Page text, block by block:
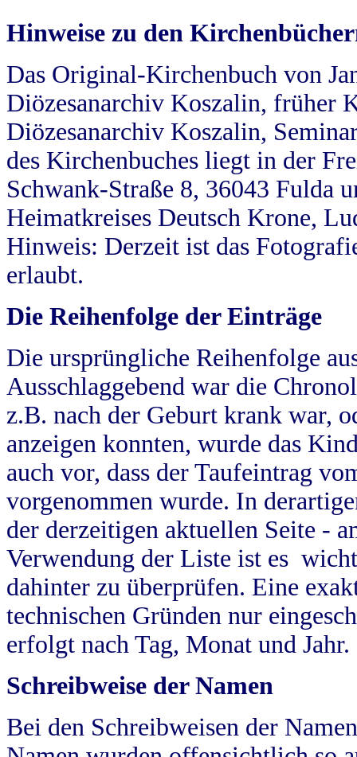
Hinweise zu den
Das Original-Kirchenbuch von
Diözesanarchiv Koszalin, früher
Diözesanarchiv Koszalin,
des Kirchenbuches liegt in der
Schwank-Straße 8, 36043 Fulda
Heimatkreises Deutsch Krone,
Hinweis: Derzeit ist das
erlaubt.
Die Reihenfolge der Einträge
Die ursprüngliche Reihenfolge
Ausschlaggebend war die
z.B. nach der Geburt krank war,
anzeigen konnten, wurde das
auch vor, dass der Taufeintrag
vorgenommen wurde. In
der derzeitigen aktuellen Seite -
Verwendung der Liste ist es
dahinter zu überprüfen. Eine
technischen Gründen nur
erfolgt nach Tag, Monat und Jahr.
Schreibweise der Namen
Bei den Schreibweisen der